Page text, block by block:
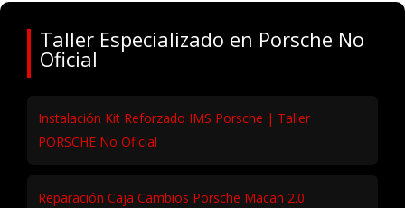
Taller Especializado en Porsche No
Oficial
Instalación Kit Reforzado IMS Porsche | Taller
PORSCHE No Oficial
Reparación Caja Cambios Porsche Macan 2.0